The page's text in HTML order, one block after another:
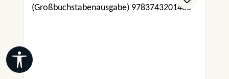
Werkzeugleiste anzeigen